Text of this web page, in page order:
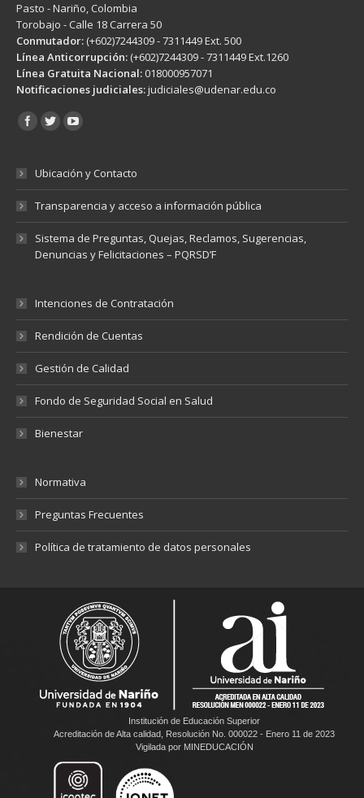
Pasto - Nariño, Colombia
Torobajo - Calle 18 Carrera 50
Conmutador: (+602)7244309 - 7311449 Ext. 500
Línea Anticorrupción: (+602)7244309 - 7311449 Ext.1260
Línea Gratuita Nacional: 018000957071
Notificaciones judiciales:judiciales@udenar.edu.co
Encuéntranos en:
Ubicación y Contacto
Transparencia y acceso a información pública
Sistema de Preguntas, Quejas, Reclamos, Sugerencias,
Denuncias y Felicitaciones – PQRSD’F
Intenciones de Contratación
Rendición de Cuentas
Gestión de Calidad
Fondo de Seguridad Social en Salud
Bienestar
Normativa
Preguntas Frecuentes
Política de tratamiento de datos personales
Institución de Educación Superior
Acreditación de Alta calidad, Resolución No. 000022 - Enero 11 de 2023
Vigilada por MINEDUCACIÓN